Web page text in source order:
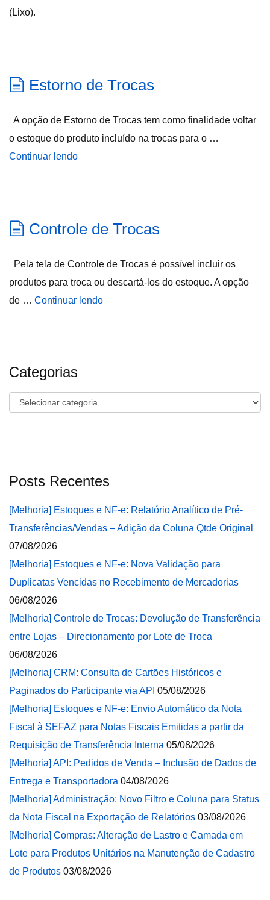
(Lixo).
Estorno de Trocas
A opção de Estorno de Trocas tem como finalidade voltar
o estoque do produto incluído na trocas para o …
Continuar lendo
Controle de Trocas
Pela tela de Controle de Trocas é possível incluir os
produtos para troca ou descartá-los do estoque. A opção
de … Continuar lendo
Categorias
Categorias
Posts Recentes
[Melhoria] Estoques e NF-e: Relatório Analítico de Pré-
Transferências/Vendas – Adição da Coluna Qtde Original
07/08/2026
[Melhoria] Estoques e NF-e: Nova Validação para
Duplicatas Vencidas no Recebimento de Mercadorias
06/08/2026
[Melhoria] Controle de Trocas: Devolução de Transferência
entre Lojas – Direcionamento por Lote de Troca
06/08/2026
[Melhoria] CRM: Consulta de Cartões Históricos e
Paginados do Participante via API 05/08/2026
[Melhoria] Estoques e NF-e: Envio Automático da Nota
Fiscal à SEFAZ para Notas Fiscais Emitidas a partir da
Requisição de Transferência Interna 05/08/2026
[Melhoria] API: Pedidos de Venda – Inclusão de Dados de
Entrega e Transportadora 04/08/2026
[Melhoria] Administração: Novo Filtro e Coluna para Status
da Nota Fiscal na Exportação de Relatórios 03/08/2026
[Melhoria] Compras: Alteração de Lastro e Camada em
Lote para Produtos Unitários na Manutenção de Cadastro
de Produtos 03/08/2026